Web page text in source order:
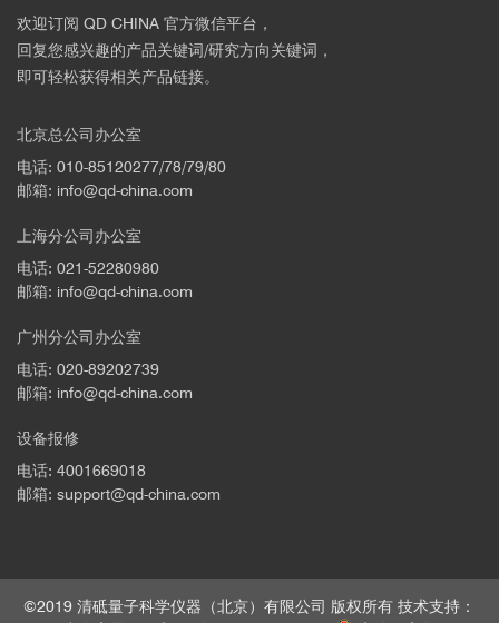
欢迎订阅 QD CHINA 官方微信平台，
回复您感兴趣的产品关键词/研究方向关键词，
即可轻松获得相关产品链接。
北京总公司办公室
电话: 010-85120277/78/79/80
邮箱: info@qd-china.com
上海分公司办公室
电话: 021-52280980
邮箱: info@qd-china.com
广州分公司办公室
电话: 020-89202739
邮箱: info@qd-china.com
设备报修
电话: 4001669018
邮箱: support@qd-china.com
©2019 清砥量子科学仪器（北京）有限公司 版权所有 技术支持：